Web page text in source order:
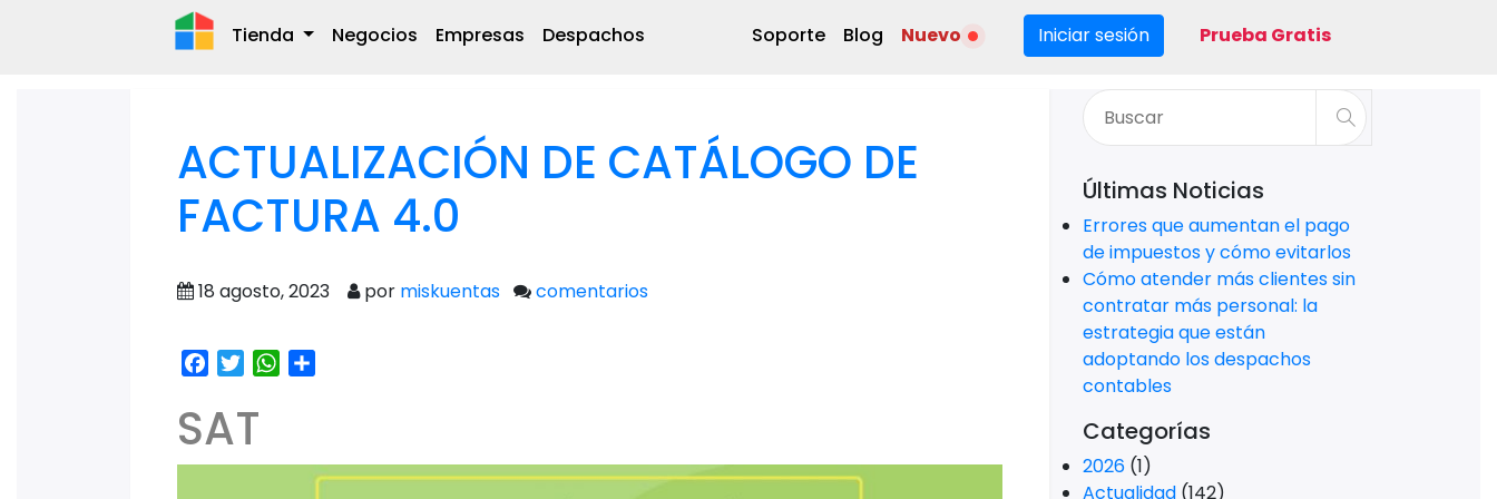
Tienda Negocios Empresas Despachos Soporte Blog Nuevo Iniciar sesión Prueba Gratis
ACTUALIZACIÓN DE CATÁLOGO DE
FACTURA 4.0
18 agosto, 2023 por miskuentas comentarios
Facebook
TwitterWhatsApp
SAT
Últimas Noticias
Errores que aumentan el pago
de impuestos y cómo evitarlos
Cómo atender más clientes sin
contratar más personal: la
estrategia que están
adoptando los despachos
contables
Categorías
2026 (1)
Actualidad (142)